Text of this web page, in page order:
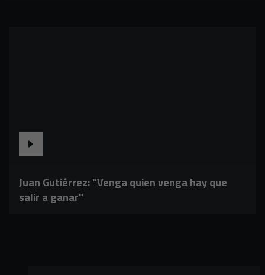
Juan Gutiérrez: "Venga quien venga hay que
salir a ganar"